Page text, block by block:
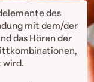
des
mit dem/der
das Hören der
wird.